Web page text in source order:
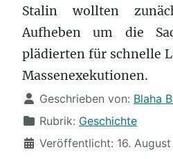
Stalin wollten
Aufheben um die
plädierten für schnelle
Massenexekutionen.
DetailsGeschrieben von: Blaha
Rubrik: Geschichte
Veröffentlicht: 16.